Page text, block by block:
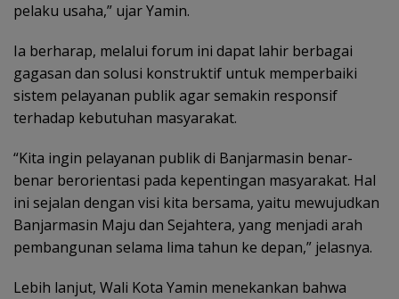
pelaku usaha,” ujar Yamin.
Ia berharap, melalui forum ini dapat lahir berbagai
gagasan dan solusi konstruktif untuk memperbaiki
sistem pelayanan publik agar semakin responsif
terhadap kebutuhan masyarakat.
“Kita ingin pelayanan publik di Banjarmasin benar-
benar berorientasi pada kepentingan masyarakat. Hal
ini sejalan dengan visi kita bersama, yaitu mewujudkan
Banjarmasin Maju dan Sejahtera, yang menjadi arah
pembangunan selama lima tahun ke depan,” jelasnya.
Lebih lanjut, Wali Kota Yamin menekankan bahwa